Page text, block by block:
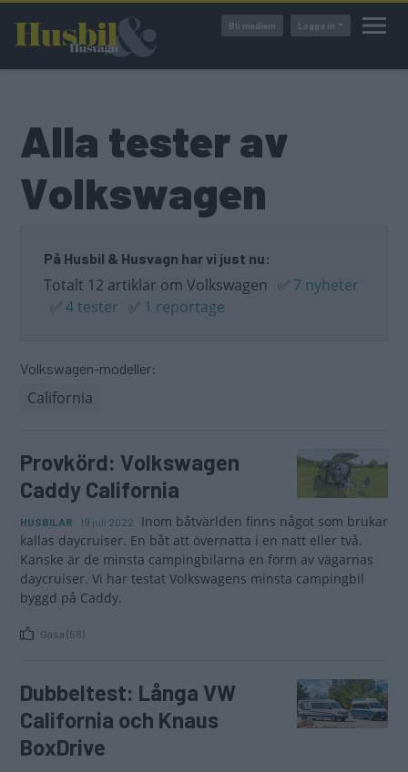
huvudinnehåll
Bli medlem Logga in
Alla tester av
Volkswagen
På Husbil & Husvagn har vi just nu:
Totalt 12 artiklar om Volkswagen ✅ 7 nyheter
✅4 tester ✅ 1 reportage
Volkswagen-modeller:
California
Provkörd: Volkswagen
Caddy California
HUSBILAR 19 juli 2022
Inom båtvärlden finns något som brukar
kallas daycruiser. En båt att övernatta i en natt eller två.
Kanske är de minsta campingbilarna en form av vägarnas
daycruiser. Vi har testat Volkswagens minsta campingbil
byggd på Caddy.
Gasa (58)
Dubbeltest: Långa VW
California och Knaus
BoxDrive